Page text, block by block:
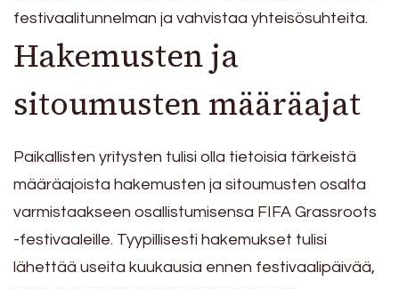
festivaalitunnelman ja vahvistaa yhteisösuhteita.
Hakemusten ja
sitoumusten määräajat
Paikallisten yritysten tulisi olla tietoisia tärkeistä
määräajoista hakemusten ja sitoumusten osalta
varmistaakseen osallistumisensa FIFA Grassroots
-festivaaleille. Tyypillisesti hakemukset tulisi
lähettää useita kuukausia ennen festivaalipäivää,